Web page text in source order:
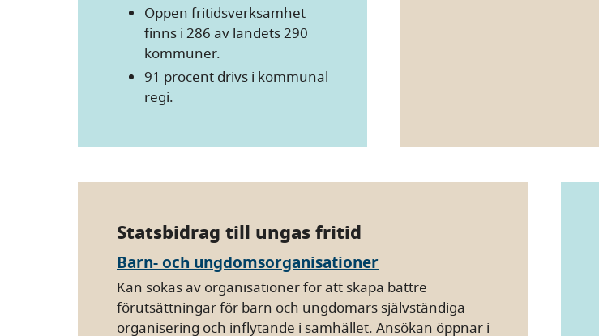
Öppen fritidsverksamhet
finns i 286 av landets 290
kommuner.
91 procent drivs i kommunal
regi.
Statsbidrag till ungas fritid
Barn- och ungdomsorganisationer
Kan sökas av organisationer för att skapa bättre
förutsättningar för barn och ungdomars självständiga
organisering och inflytande i samhället. Ansökan öppnar i